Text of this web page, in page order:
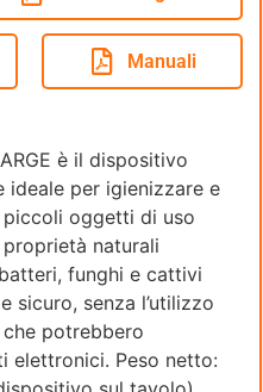
Manuali
è il dispositivo
per igienizzare e
oggetti di uso
naturali
funghi e cattivi
sicuro, senza l’utilizzo
potrebbero
elettronici. Peso netto: